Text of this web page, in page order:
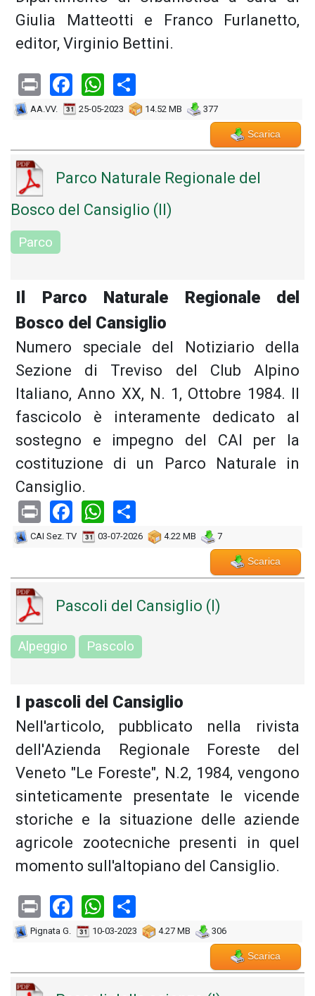
Giulia Matteotti e Franco Furlanetto,
editor, Virginio Bettini.
PrintFacebook
WhatsApp
AA.VV. 25-05-2023 14.52 MB 377
Scarica
Parco Naturale Regionale del
Bosco del Cansiglio (Il)
Parco
Il Parco Naturale Regionale del
Bosco del Cansiglio
Numero speciale del Notiziario della
Sezione di Treviso del Club Alpino
Italiano, Anno XX, N. 1, Ottobre 1984. Il
fascicolo è interamente dedicato al
sostegno e impegno del CAI per la
costituzione di un Parco Naturale in
Cansiglio.
PrintFacebook
WhatsApp
CAI Sez. TV 03-07-2026 4.22 MB 7
Scarica
Pascoli del Cansiglio (I)
Alpeggio Pascolo
I pascoli del Cansiglio
Nell'articolo, pubblicato nella rivista
dell'Azienda Regionale Foreste del
Veneto "Le Foreste", N.2, 1984, vengono
sinteticamente presentate le vicende
storiche e la situazione delle aziende
agricole zootecniche presenti in quel
momento sull'altopiano del Cansiglio.
PrintFacebook
WhatsApp
Pignata G. 10-03-2023 4.27 MB 306
Scarica